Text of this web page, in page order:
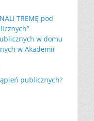
TREMĘ pod
w domu
w Akademii
publicznych?